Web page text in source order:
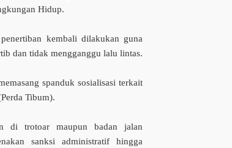
Hidup.
kembali dilakukan guna
dan tidak mengganggu lalu lintas.
spanduk sosialisasi terkait
Tibum).
di trotoar maupun badan jalan
sanksi administratif hingga